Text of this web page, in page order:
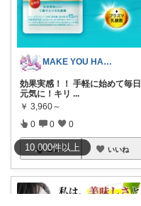
10,000件以上
MAKE YOU HAPPY
効果実感！！ 手軽に始めて毎日
元気に！キリ ...
￥ 3,960～
0 0 0
コレ いいね